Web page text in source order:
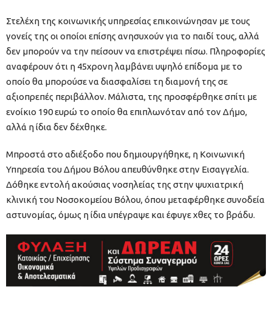
Στελέχη της κοινωνικής υπηρεσίας επικοινώνησαν με τους
γονείς της οι οποίοι επίσης ανησυχούν για το παιδί τους, αλλά
δεν μπορούν να την πείσουν να επιστρέψει πίσω. Πληροφορίες
αναφέρουν ότι η 45χρονη λαμβάνει υψηλό επίδομα με το
οποίο θα μπορούσε να διασφαλίσει τη διαμονή της σε
αξιοπρεπές περιβάλλον. Μάλιστα, της προσφέρθηκε σπίτι με
ενοίκιο 190 ευρώ το οποίο θα επιπλωνόταν από τον Δήμο,
αλλά η ίδια δεν δέχθηκε.
Μπροστά στο αδιέξοδο που δημιουργήθηκε, η Κοινωνική
Υπηρεσία του Δήμου Βόλου απευθύνθηκε στην Εισαγγελία.
Δόθηκε εντολή ακούσιας νοσηλείας της στην ψυχιατρική
κλινική του Νοσοκομείου Βόλου, όπου μεταφέρθηκε συνοδεία
αστυνομίας, όμως η ίδια υπέγραψε και έφυγε χθες το βράδυ.